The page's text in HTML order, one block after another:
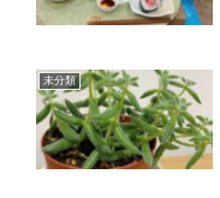
未分類